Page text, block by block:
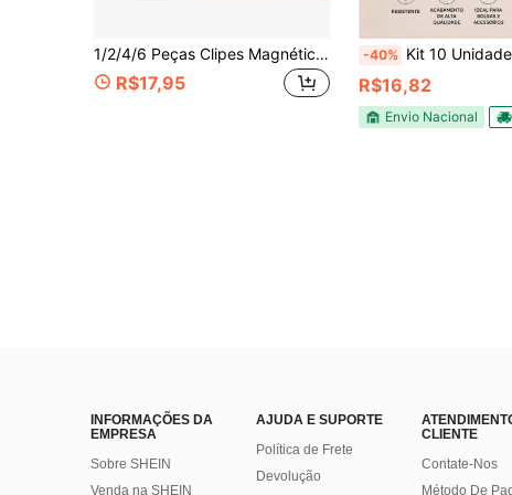
1/2/4/6 Peças Clipes Magnéticos para Perna de Calça, Encurtador Ajustável de Perna de Calça, Sem Necessidade de Cortar, Clipes Unissex para Punho de Manga, Fechamento Magnético Forte
R$17,95
-40% Kit 10 Unidades Porta Alça Bolsa
R$16,82
Envio Nacional
INFORMAÇÕES DA
EMPRESA
Sobre SHEIN
Venda na SHEIN
AJUDA E SUPORTE
Política de Frete
Devolução
CLIENTE
Contate-Nos
Método De